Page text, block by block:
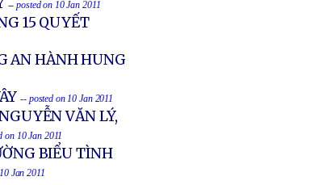
-- posted on 10 Jan 2011
15 QUYẾT
AN HÀNH HUNG
-- posted on 10 Jan 2011
VĂN LÝ,
on 10 Jan 2011
BIỂU TÌNH
Jan 2011